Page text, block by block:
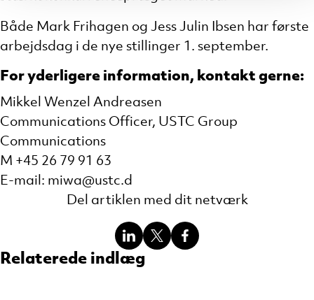
Både Mark Frihagen og Jess Julin Ibsen har første
arbejdsdag i de nye stillinger 1. september.
For yderligere information, kontakt gerne:
Mikkel Wenzel Andreasen
Communications Officer, USTC Group
Communications
M +45 26 79 91 63
E-mail: miwa@ustc.d
Del artiklen med dit netværk
Del Del Del
Relaterede indlæg